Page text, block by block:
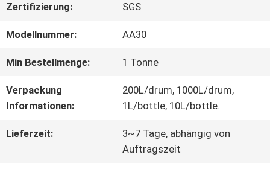
FABRIK-
AUSFLUG
QUALITÄTSKONTROLLE
Zertifizierung: SGS
Modellnummer: AA30
Min Bestellmenge: 1 Tonne
Verpackung
Informationen:
200L/drum, 1000L/drum,
1L/bottle, 10L/bottle.
Lieferzeit:
3~7 Tage, abhängig von
Auftragszeit